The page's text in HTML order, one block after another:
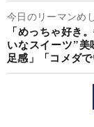
今日のリーマンめ
「めっちゃ好き
いなスイーツ”
足感」「コメダ